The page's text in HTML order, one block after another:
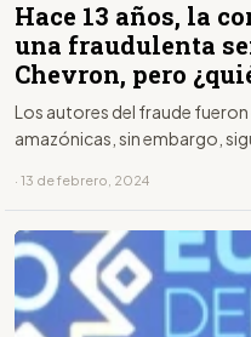
Hace 13 años, la
una fraudulenta
Chevron, pero
Los autores del fraude
amazónicas, sin embargo,
· 13 de febrero, 2024